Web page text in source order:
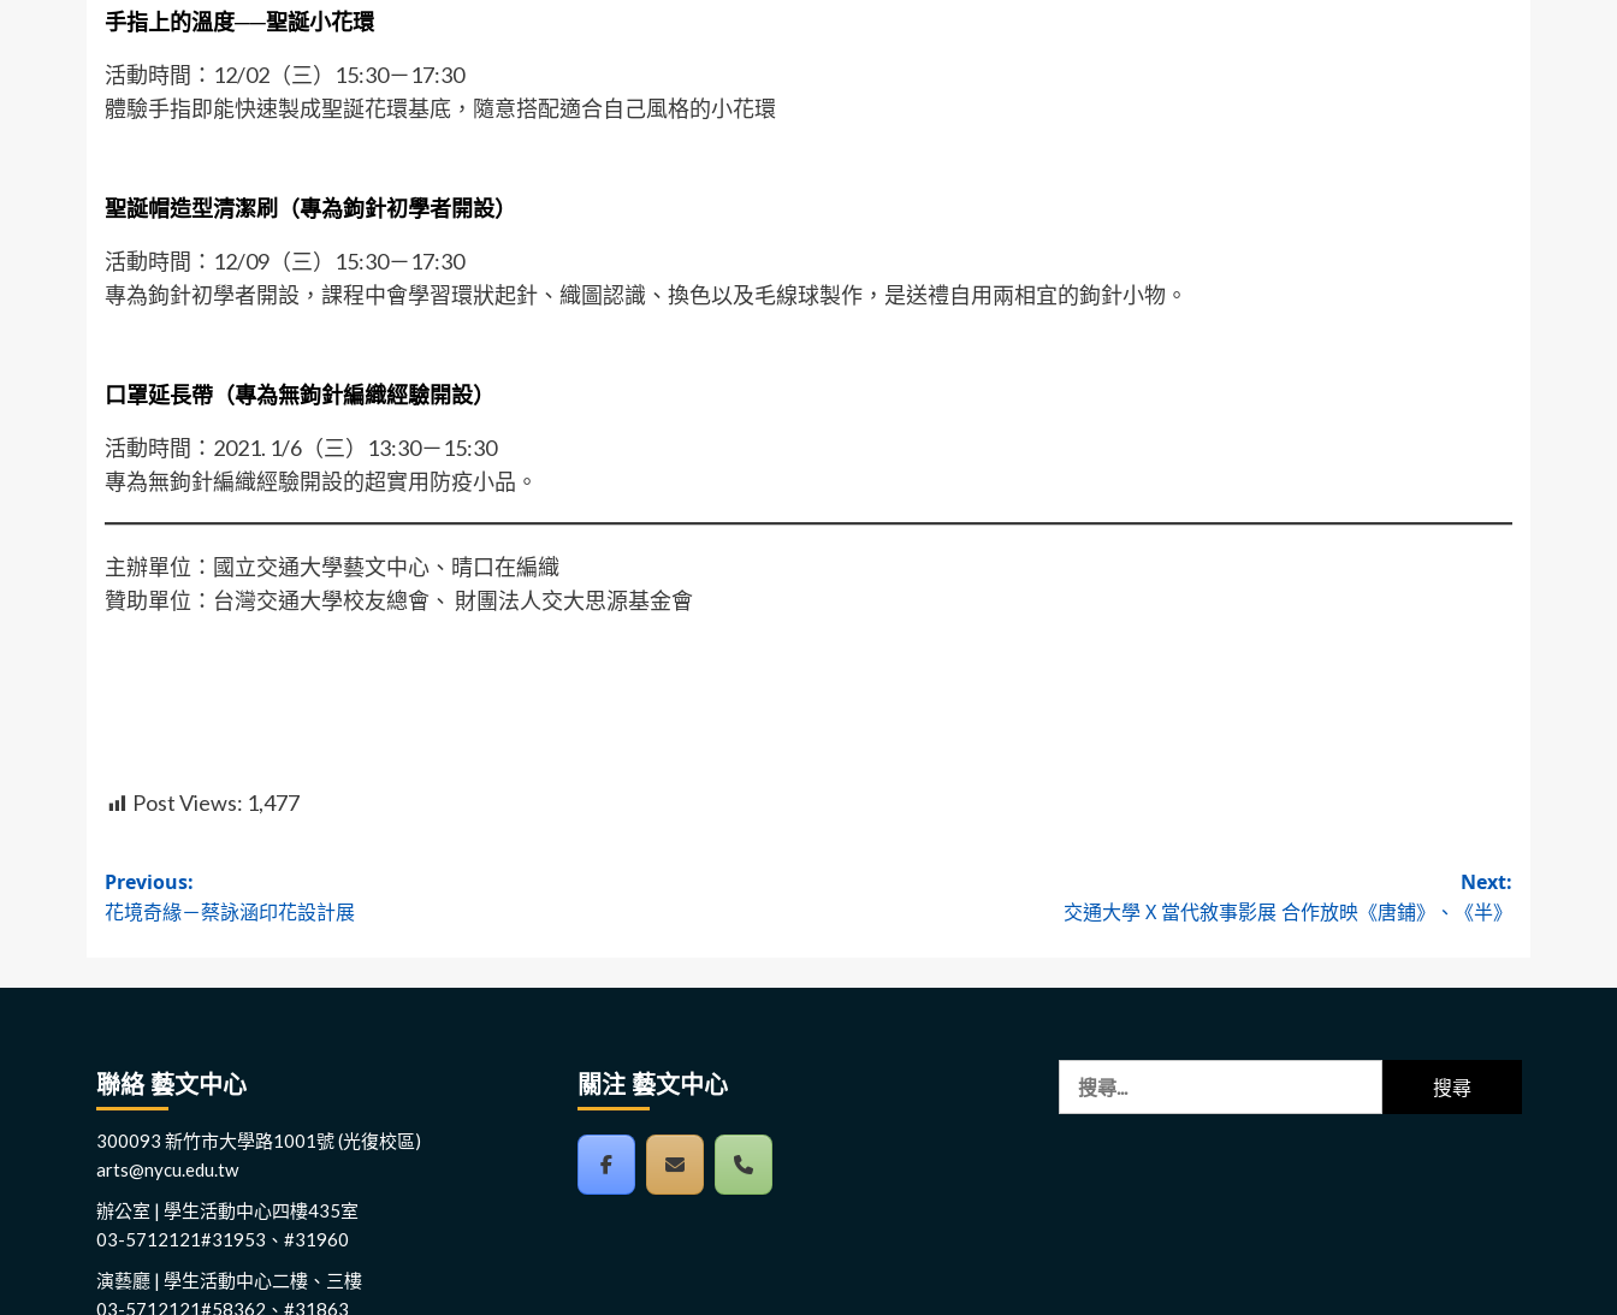
手指上的溫度──聖誕小花環
活動時間：12/02（三）15:30－17:30
體驗手指即能快速製成聖誕花環基底，隨意搭配適合自己風格的小花環
聖誕帽造型清潔刷 （專為鉤針初學者開設）
活動時間：12/09（三）15:30－17:30
專為鉤針初學者開設，課程中會學習環狀起針、織圖認識、換色以及毛線球製作，是送禮自用兩相宜的鉤針小物。
口罩延長帶 （專為無鉤針編織經驗開設）
活動時間：2021. 1/6（三）13:30－15:30
專為無鉤針編織經驗開設的超實用防疫小品。
主辦單位：國立交通大學藝文中心、晴口在編織
贊助單位：台灣交通大學校友總會、 財團法人交大思源基金會
Post Views: 1,477
Post
navigation
Previous:
花境奇緣－蔡詠涵印花設計展
Next:
交通大學 X 當代敘事影展 合作放映《唐鋪》、《半》
聯絡 藝文中心
300093 新竹市大學路1001號 (光復校區)
arts@nycu.edu.tw
辦公室 | 學生活動中心四樓435室
03-5712121#31953、#31960
演藝廳 | 學生活動中心二樓、三樓
03-5712121#58362、#31863
關注 藝文中心